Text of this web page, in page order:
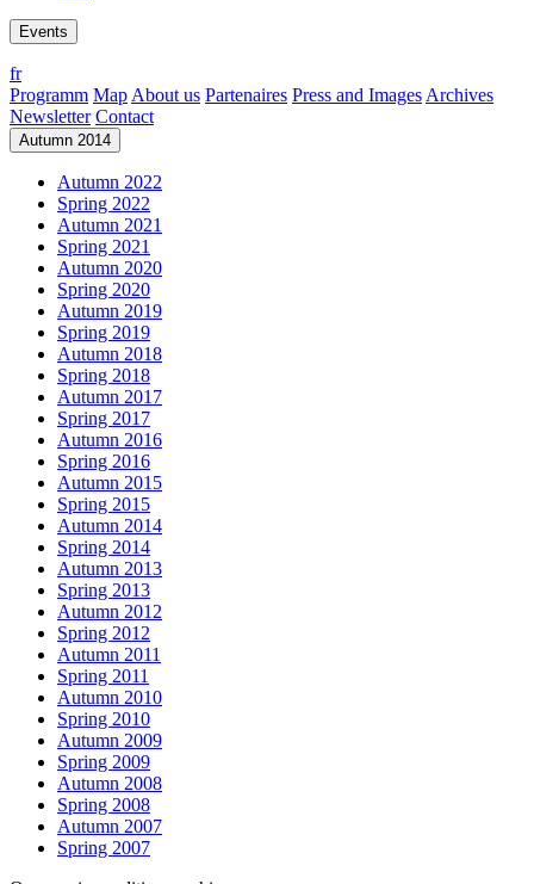
Events
fr
Programm Map About us Partenaires Press and Images Archives
Newsletter Contact
Autumn 2014
Autumn 2022
Spring 2022
Autumn 2021
Spring 2021
Autumn 2020
Spring 2020
Autumn 2019
Spring 2019
Autumn 2018
Spring 2018
Autumn 2017
Spring 2017
Autumn 2016
Spring 2016
Autumn 2015
Spring 2015
Autumn 2014
Spring 2014
Autumn 2013
Spring 2013
Autumn 2012
Spring 2012
Autumn 2011
Spring 2011
Autumn 2010
Spring 2010
Autumn 2009
Spring 2009
Autumn 2008
Spring 2008
Autumn 2007
Spring 2007